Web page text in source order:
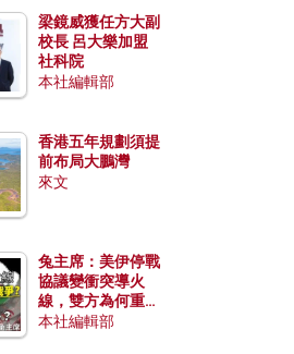
梁鏡威獲任方大副
校長 呂大樂加盟
社科院
本社編輯部
香港五年規劃須提
前布局大鵬灣
來文
兔主席：美伊停戰
協議變衝突導火
線，雙方為何重啟
戰爭？伊朗一早洞
本社編輯部